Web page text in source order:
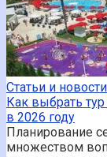
Статьи и новости
Как выбрать
в 2026 году
Планирование
множеством